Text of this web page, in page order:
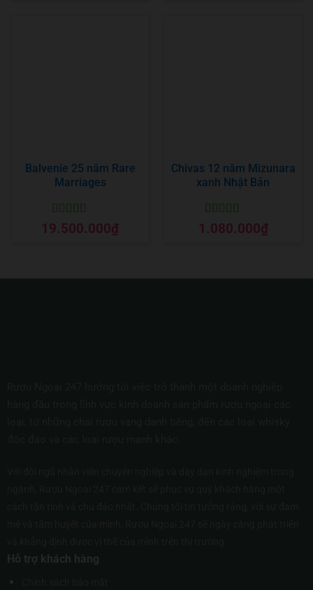
Balvenie 25 năm Rare
Marriages
Được xếp
hạng 5 5 sao
19.500.000₫
Chivas 12 năm Mizunara
xanh Nhật Bản
Được xếp
hạng55 sao
1.080.000₫
Hỗ trợ khách hàng